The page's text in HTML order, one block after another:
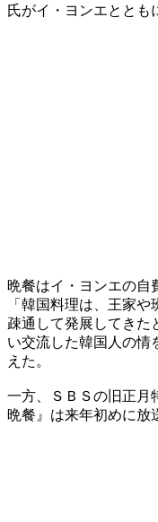
氏がイ・ヨンエととも
晩餐はイ・ヨンエの自
「韓国料理は、王家
疎通して発展してきた
い交流した韓国人の情
えた。
一方、ＳＢＳの旧正月
晩餐』は来年初めに放